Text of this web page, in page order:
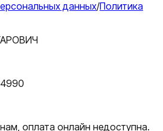
данных/Политика
оплата онлайн недоступна.